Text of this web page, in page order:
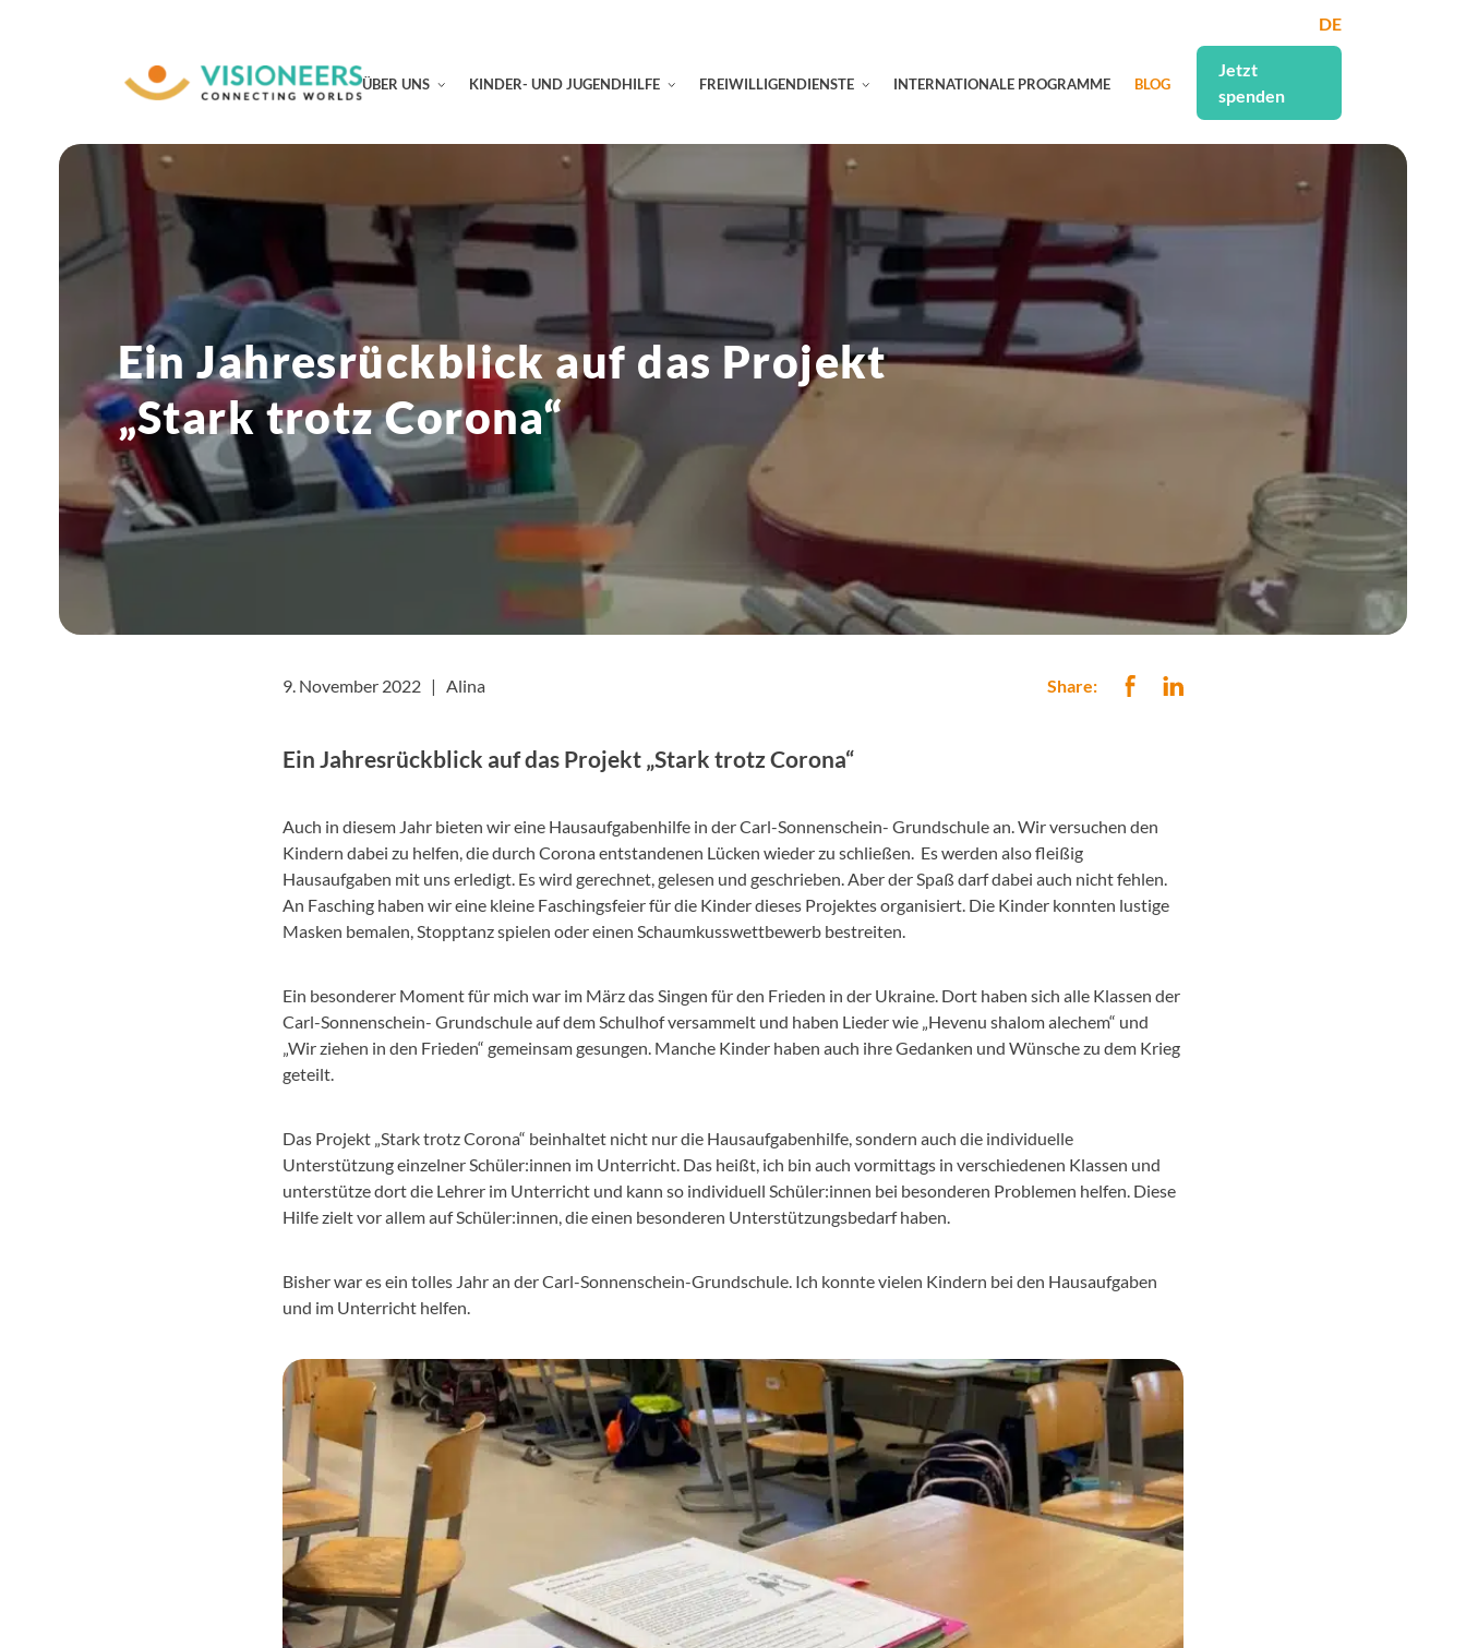
DE
ÜBER UNS KINDER- UND JUGENDHILFE FREIWILLIGENDIENSTE INTERNATIONALE PROGRAMME BLOG
Jetzt
spenden
Ein Jahresrückblick auf das Projekt
„Stark trotz Corona“
9. November 2022 | Alina Share:
Ein Jahresrückblick auf das Projekt „Stark trotz Corona“
Auch in diesem Jahr bieten wir eine Hausaufgabenhilfe in der Carl-Sonnenschein- Grundschule an. Wir versuchen den
Kindern dabei zu helfen, die durch Corona entstandenen Lücken wieder zu schließen. Es werden also fleißig
Hausaufgaben mit uns erledigt. Es wird gerechnet, gelesen und geschrieben. Aber der Spaß darf dabei auch nicht fehlen.
An Fasching haben wir eine kleine Faschingsfeier für die Kinder dieses Projektes organisiert. Die Kinder konnten lustige
Masken bemalen, Stopptanz spielen oder einen Schaumkusswettbewerb bestreiten.
Ein besonderer Moment für mich war im März das Singen für den Frieden in der Ukraine. Dort haben sich alle Klassen der
Carl-Sonnenschein- Grundschule auf dem Schulhof versammelt und haben Lieder wie „Hevenu shalom alechem“ und
„Wir ziehen in den Frieden“ gemeinsam gesungen. Manche Kinder haben auch ihre Gedanken und Wünsche zu dem Krieg
geteilt.
Das Projekt „Stark trotz Corona“ beinhaltet nicht nur die Hausaufgabenhilfe, sondern auch die individuelle
Unterstützung einzelner Schüler:innen im Unterricht. Das heißt, ich bin auch vormittags in verschiedenen Klassen und
unterstütze dort die Lehrer im Unterricht und kann so individuell Schüler:innen bei besonderen Problemen helfen. Diese
Hilfe zielt vor allem auf Schüler:innen, die einen besonderen Unterstützungsbedarf haben.
Bisher war es ein tolles Jahr an der Carl-Sonnenschein-Grundschule. Ich konnte vielen Kindern bei den Hausaufgaben
und im Unterricht helfen.